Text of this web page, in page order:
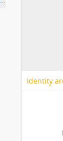
Identity